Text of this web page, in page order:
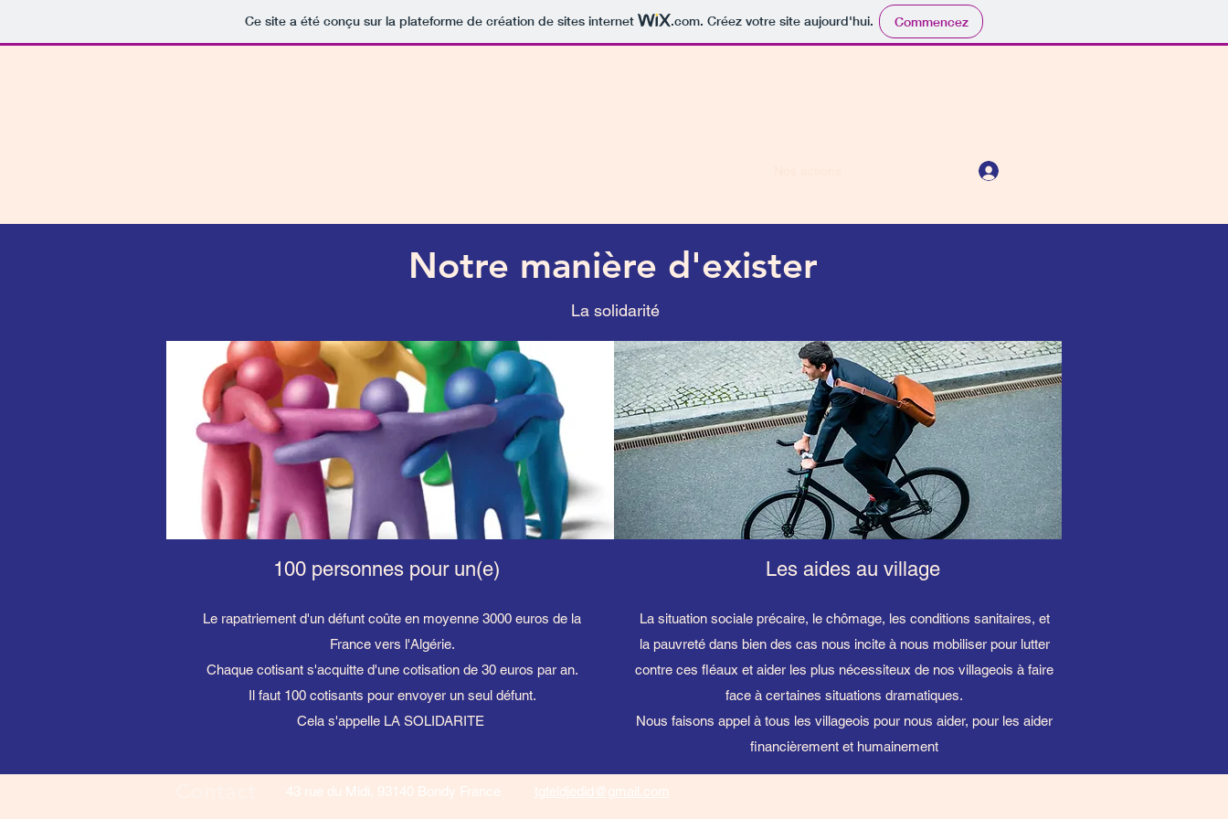
Ce site a été conçu sur la plateforme de création de sites internet .com. Créez votre site aujourd'hui. Commencez
Notre manière d'exister
La solidarité
100 personnes pour un(e) Les aides au village
Le rapatriement d'un défunt coûte en moyenne 3000 euros de la
France vers l'Algérie.
Chaque cotisant s'acquitte d'une cotisation de 30 euros par an.
Il faut 100 cotisants pour envoyer un seul défunt.
Cela s'appelle LA SOLIDARITE
La situation sociale précaire, le chômage, les conditions sanitaires, et
la pauvreté dans bien des cas nous incite à nous mobiliser pour lutter
contre ces fléaux et aider les plus nécessiteux de nos villageois à faire
face à certaines situations dramatiques.
Nous faisons appel à tous les villageois pour nous aider, pour les aider
financièrement et humainement
43 rue du Midi, 93140 Bondy France tgteldjedid@gmail.com